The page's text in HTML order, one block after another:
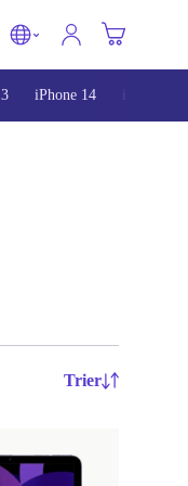
iPhone 14 iPhone 15
Trier